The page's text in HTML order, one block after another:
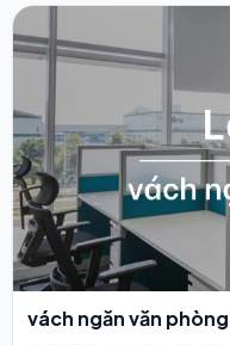
vách ngăn văn